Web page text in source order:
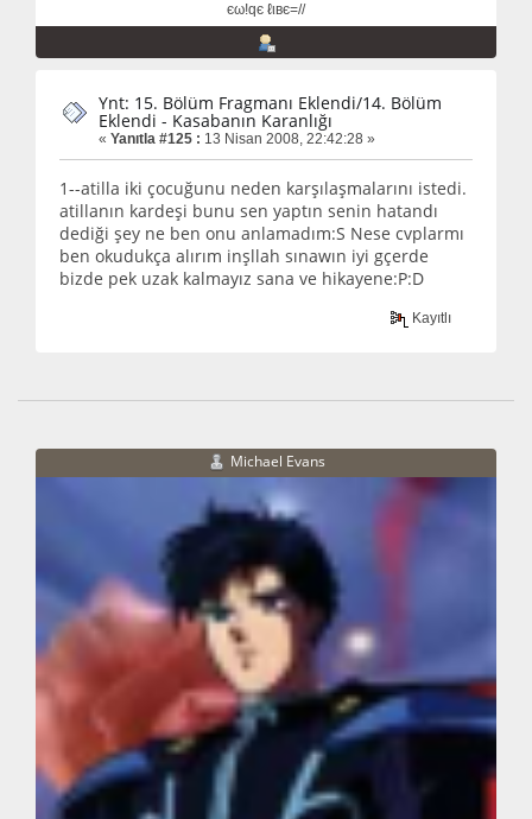
єω!qє ℓιвє=//
Ynt: 15. Bölüm Fragmanı Eklendi/14. Bölüm
Eklendi - Kasabanın Karanlığı
« Yanıtla #125 : 13 Nisan 2008, 22:42:28 »
1--atilla iki çocuğunu neden karşılaşmalarını istedi.
atillanın kardeşi bunu sen yaptın senin hatandı
dediği şey ne ben onu anlamadım:S Nese cvplarmı
ben okudukça alırım inşllah sınawın iyi gçerde
bizde pek uzak kalmayız sana ve hikayene:P:D
Kayıtlı
Michael Evans